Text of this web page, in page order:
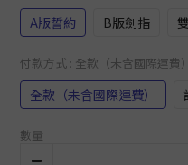
A版誓約 B版劍指
付款方式 : 全款（未含國際運費）
全款（未含國際運費）
數量